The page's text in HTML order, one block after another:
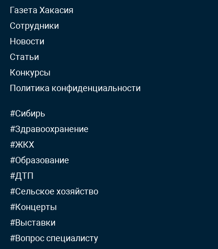
Газета Хакасия
Сотрудники
Новости
Статьи
Конкурсы
Политика конфиденциальности
#Сибирь
#Здравоохранение
#ЖКХ
#Образование
#ДТП
#Сельское хозяйство
#Концерты
#Выставки
#Вопрос специалисту